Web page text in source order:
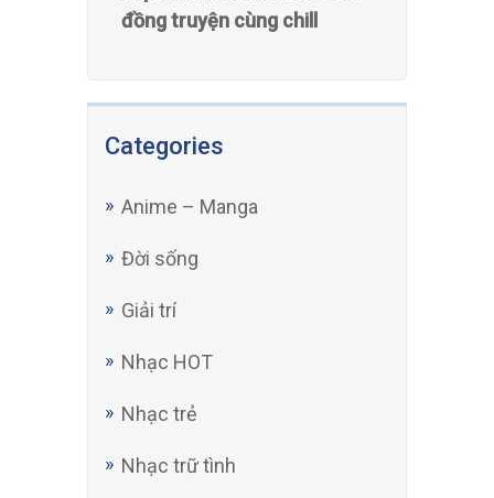
đồng truyện cùng chill
Categories
Anime – Manga
Đời sống
Giải trí
Nhạc HOT
Nhạc trẻ
Nhạc trữ tình